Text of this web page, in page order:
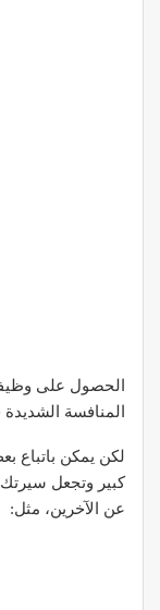
الحصول على
المنافسة
لكن يمكن باتباع
كبير وتجعل
عن الآخرين، مثل: